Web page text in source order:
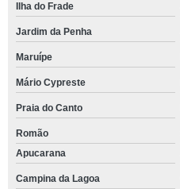
Ilha do Frade
Jardim da Penha
Maruípe
Mário Cypreste
Praia do Canto
Romão
Apucarana
Campina da Lagoa